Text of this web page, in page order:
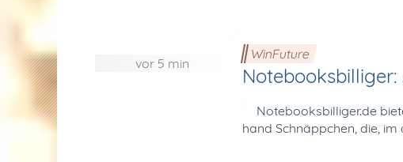
vor 5 min
WinFuture
Notebooksbilliger.de
hand Schnäpp­chen, die,